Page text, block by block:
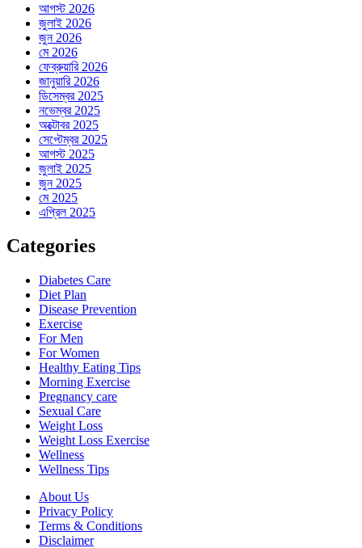
আগস্ট 2026
জুলাই 2026
জুন 2026
মে 2026
ফেব্রুয়ারি 2026
জানুয়ারি 2026
ডিসেম্বর 2025
নভেম্বর 2025
অক্টোবর 2025
সেপ্টেম্বর 2025
আগস্ট 2025
জুলাই 2025
জুন 2025
মে 2025
এপ্রিল 2025
Categories
Diabetes Care
Diet Plan
Disease Prevention
Exercise
For Men
For Women
Healthy Eating Tips
Morning Exercise
Pregnancy care
Sexual Care
Weight Loss
Weight Loss Exercise
Wellness
Wellness Tips
About Us
Privacy Policy
Terms & Conditions
Disclaimer